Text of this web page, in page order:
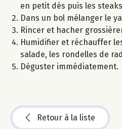
en petit dés puis les
Dans un bol mélanger le
Rincer et hacher
Humidifier et réchauffer
salade, les rondelles de
Déguster immédiatement.
Retour à la liste